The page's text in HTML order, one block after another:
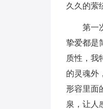
久久的萦
第一
挚爱都是
质性，我
的灵魂外
形容里面
泉，让人